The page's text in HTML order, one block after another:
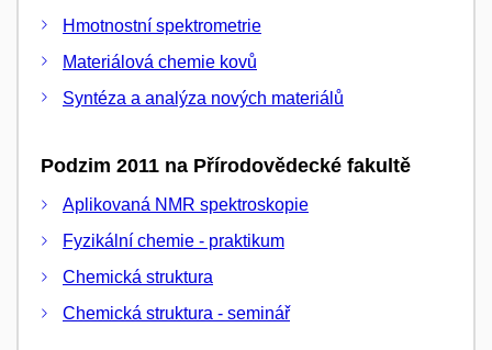
Hmotnostní spektrometrie
Materiálová chemie kovů
Syntéza a analýza nových materiálů
Podzim 2011 na Přírodovědecké fakultě
Aplikovaná NMR spektroskopie
Fyzikální chemie - praktikum
Chemická struktura
Chemická struktura - seminář